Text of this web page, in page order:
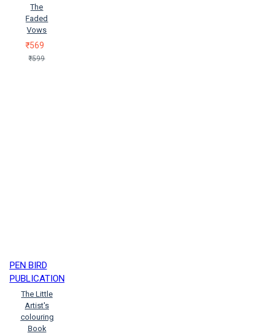
The
Faded
Vows
₹569
₹599
PEN BIRD
PUBLICATION
The Little
Artist's
colouring
Book